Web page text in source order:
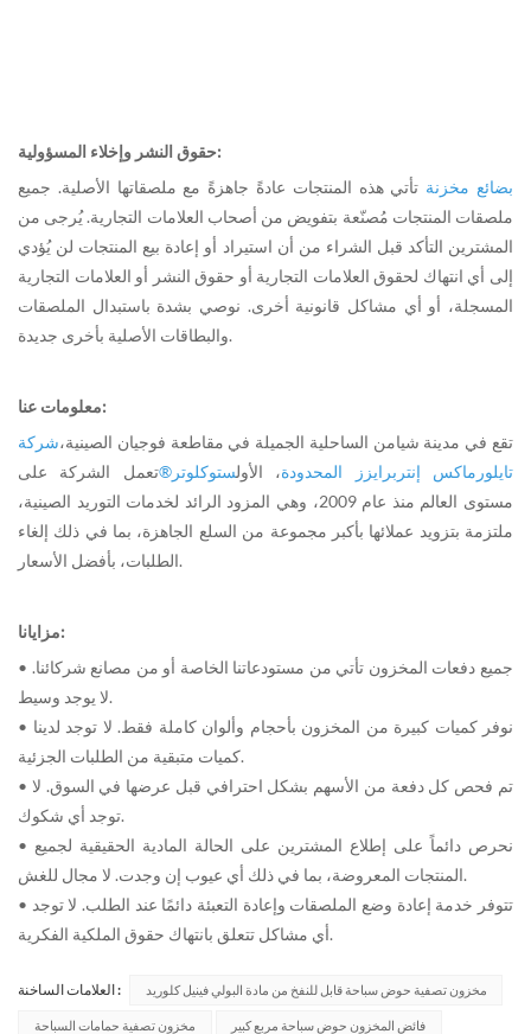
حقوق النشر وإخلاء المسؤولية:
بضائع مخزنة تأتي هذه المنتجات عادةً جاهزةً مع ملصقاتها الأصلية. جميع
ملصقات المنتجات مُصنّعة بتفويض من أصحاب العلامات التجارية. يُرجى من
المشترين التأكد قبل الشراء من أن استيراد أو إعادة بيع المنتجات لن يُؤدي
إلى أي انتهاك لحقوق العلامات التجارية أو حقوق النشر أو العلامات التجارية
المسجلة، أو أي مشاكل قانونية أخرى. نوصي بشدة باستبدال الملصقات
والبطاقات الأصلية بأخرى جديدة.
معلومات عنا:
تقع في مدينة شيامن الساحلية الجميلة في مقاطعة فوجيان الصينية،شركة
تايلورماكس إنتربرايزز المحدودة، الأولستوكلوتر®تعمل الشركة على
مستوى العالم منذ عام 2009، وهي المزود الرائد لخدمات التوريد الصينية،
ملتزمة بتزويد عملائها بأكبر مجموعة من السلع الجاهزة، بما في ذلك إلغاء
الطلبات، بأفضل الأسعار.
مزايانا:
• جميع دفعات المخزون تأتي من مستودعاتنا الخاصة أو من مصانع شركائنا.
لا يوجد وسيط.
• نوفر كميات كبيرة من المخزون بأحجام وألوان كاملة فقط. لا توجد لدينا
كميات متبقية من الطلبات الجزئية.
• تم فحص كل دفعة من الأسهم بشكل احترافي قبل عرضها في السوق. لا
توجد أي شكوك.
• نحرص دائماً على إطلاع المشترين على الحالة المادية الحقيقية لجميع
المنتجات المعروضة، بما في ذلك أي عيوب إن وجدت. لا مجال للغش.
• تتوفر خدمة إعادة وضع الملصقات وإعادة التعبئة دائمًا عند الطلب. لا توجد
أي مشاكل تتعلق بانتهاك حقوق الملكية الفكرية.
العلامات الساخنة : مخزون تصفية حوض سباحة قابل للنفخ من مادة البولي فينيل كلوريد
مخزون تصفية حمامات السباحة فائض المخزون حوض سباحة مربع كبير